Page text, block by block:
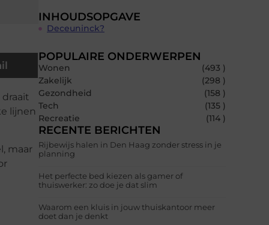
lijnen
maar
INHOUDSOPGAVE
Deceuninck?
POPULAIRE ONDERWERPEN
Wonen
(493 )
Zakelijk
(298 )
Gezondheid
(158 )
Tech
(135 )
Recreatie
(114 )
RECENTE BERICHTEN
Rijbewijs halen in Den Haag zonder stress in je
planning
Het perfecte bed kiezen als gamer of
thuiswerker: zo doe je dat slim
Waarom een kluis in jouw thuiskantoor meer
doet dan je denkt